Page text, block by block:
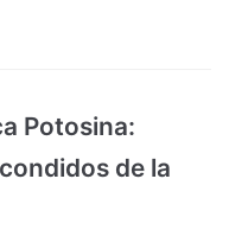
Potosina:
de la